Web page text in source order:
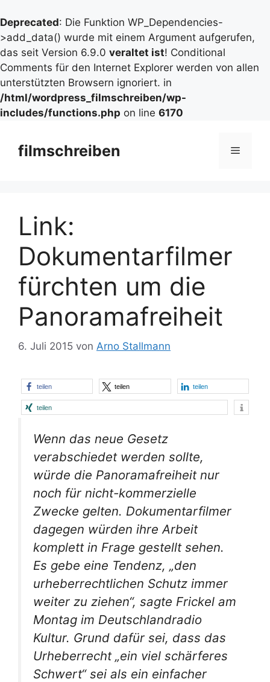
Deprecated: Die Funktion WP_Dependencies-
>add_data() wurde mit einem Argument aufgerufen,
das seit Version 6.9.0 veraltet ist! Conditional
Comments für den Internet Explorer werden von allen
unterstützten Browsern ignoriert. in
/html/wordpress_filmschreiben/wp-
includes/functions.php on line 6170
Inhalt
springen
filmschreiben Menü
Link:
Dokumentarfilmer
fürchten um die
Panoramafreiheit
6. Juli 2015 von Arno Stallmann
teilen teilen teilen
teilen
Wenn das neue Gesetz
verabschiedet werden sollte,
würde die Panoramafreiheit nur
noch für nicht-kommerzielle
Zwecke gelten. Dokumentarfilmer
dagegen würden ihre Arbeit
komplett in Frage gestellt sehen.
Es gebe eine Tendenz, „den
urheberrechtlichen Schutz immer
weiter zu ziehen“, sagte Frickel am
Montag im Deutschlandradio
Kultur. Grund dafür sei, dass das
Urheberrecht „ein viel schärferes
Schwert“ sei als ein einfacher